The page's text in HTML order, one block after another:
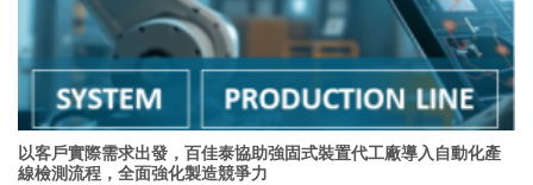
以客戶實際需求出發，百佳泰協助強固式裝置代工廠導入自動化產
線檢測流程，全面強化製造競爭力